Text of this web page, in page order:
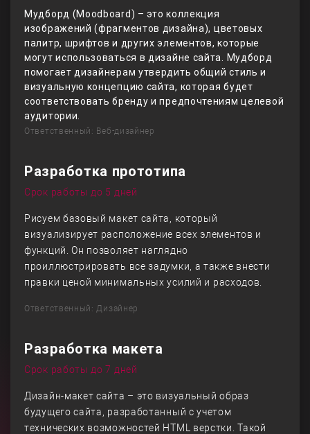
Мудборд (Moodboard) – это коллекция
изображений (фрагментов дизайна), цветовых
палитр, шрифтов и других элементов, которые
могут использоваться в дизайне сайта. Мудборд
помогает дизайнерам утвердить общий стиль и
визуальную концепцию сайта, которая будет
соответствовать бренду и предпочтениям целевой
аудитории.
Ответственный: Веб-дизайнер
Разработка прототипа
Срок работы до 5 дней
Рисуем базовый макет сайта, который
визуализирует расположение всех элементов и
функций. Он позволяет наглядно
проиллюстрировать все задумки, а также внести
правки ценой минимальных усилий и расходов.
Ответственный: Дизайнер
Разработка макета
Срок работы до 7 дней
Дизайн-макет сайта – это визуальный образ
будущего сайта, разработанный с учетом
технических возможностей HTML верстки. Такой